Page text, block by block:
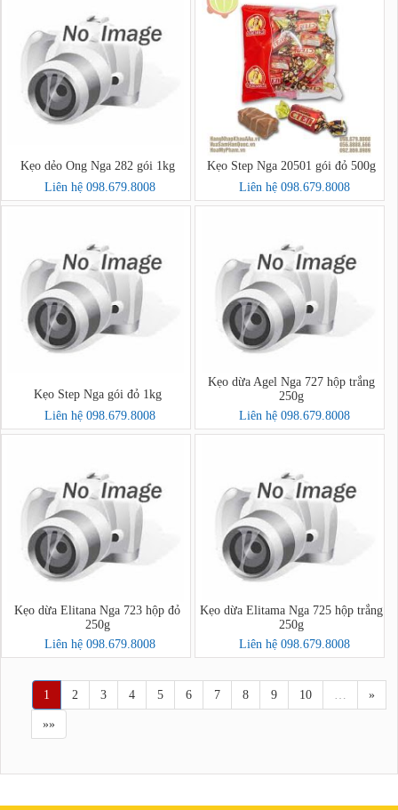
Kẹo dẻo Ong Nga 282 gói 1kg
Liên hệ 098.679.8008
Kẹo Step Nga 20501 gói đỏ 500g
Liên hệ 098.679.8008
Kẹo Step Nga gói đỏ 1kg
Liên hệ 098.679.8008
Kẹo dừa Agel Nga 727 hộp trắng
250g
Liên hệ 098.679.8008
Kẹo dừa Elitana Nga 723 hộp đỏ
250g
Liên hệ 098.679.8008
Kẹo dừa Elitama Nga 725 hộp trắng
250g
Liên hệ 098.679.8008
1 2 3 4 5 6 7 8 9 10 … »
»»